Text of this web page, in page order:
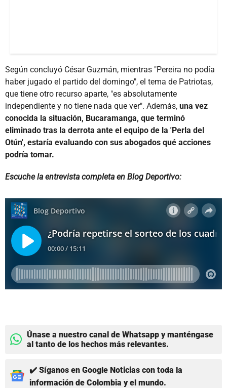
Según concluyó César Guzmán, mientras "Pereira no podía
haber jugado el partido del domingo", el tema de Patriotas,
que tiene otro recurso aparte, "es absolutamente
independiente y no tiene nada que ver". Además, una vez
conocida la situación, Bucaramanga, que terminó
eliminado tras la derrota ante el equipo de la 'Perla del
Otún', estaría evaluando con sus abogados qué acciones
podría tomar.
Escuche la entrevista completa en Blog Deportivo:
Únase a nuestro canal de Whatsapp y manténgase
al tanto de los hechos más relevantes.
✔️ Síganos en Google Noticias con toda la
información de Colombia y el mundo.